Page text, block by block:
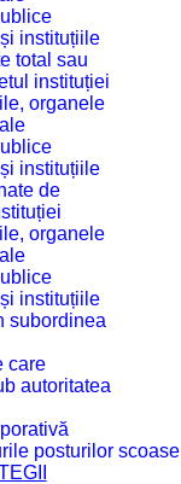
instituțiile
total sau
instituției
organele
instituțiile
de
organele
instituțiile
subordinea
care
autoritatea
posturilor